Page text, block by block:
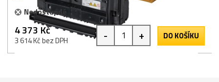
Nedostupné
4 373 Kč
3 614 Kč bez DPH - + DO KOŠÍKU